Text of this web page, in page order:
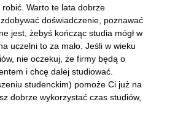
Warto te lata dobrze
doświadczenie, poznawać
jest, żebyś kończąc studia mógł w
uczelni to za mało. Jeśli w wieku
nie oczekuj, że firmy będą o
i chcę dalej studiować.
studenckim) pomoże Ci już na
dobrze wykorzystać czas studiów,